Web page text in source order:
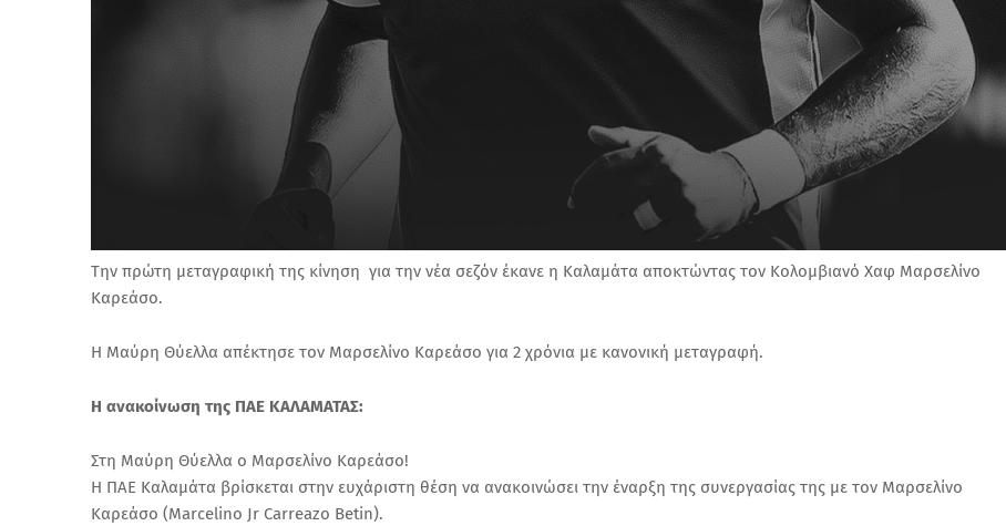
Την πρώτη μεταγραφική της κίνηση για την νέα σεζόν έκανε η Καλαμάτα αποκτώντας τον Κολομβιανό Χαφ Μαρσελίνο
Καρεάσο.
Η Μαύρη Θύελλα απέκτησε τον Μαρσελίνο Καρεάσο για 2 χρόνια με κανονική μεταγραφή.
Η ανακοίνωση της ΠΑΕ ΚΑΛΑΜΑΤΑΣ:
Στη Μαύρη Θύελλα ο Μαρσελίνο Καρεάσο!
Η ΠΑΕ Καλαμάτα βρίσκεται στην ευχάριστη θέση να ανακοινώσει την έναρξη της συνεργασίας της με τον Μαρσελίνο
Καρεάσο (Marcelino Jr Carreazo Betin).